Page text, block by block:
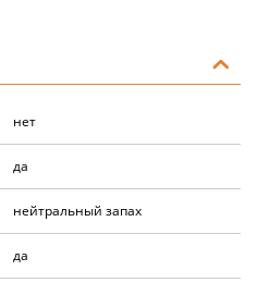
нет
да
нейтральный запах
да